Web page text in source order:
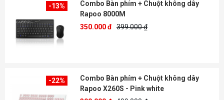
-13%
Combo Bàn phím + Chuột không dây
Rapoo 8000M
350.000 đ 399.000 ₫
-22%
Combo Bàn phím + Chuột không dây
Rapoo X260S - Pink white